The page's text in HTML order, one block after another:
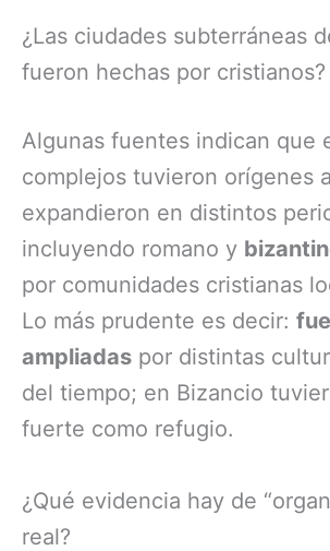
¿Las ciudades subterráneas
fueron hechas por cristianos?
Algunas fuentes indican que
complejos tuvieron orígenes
expandieron en distintos
incluyendo romano y
por comunidades cristianas
Lo más prudente es decir:
ampliadas por distintas
del tiempo; en Bizancio
fuerte como refugio.
¿Qué evidencia hay de
real?